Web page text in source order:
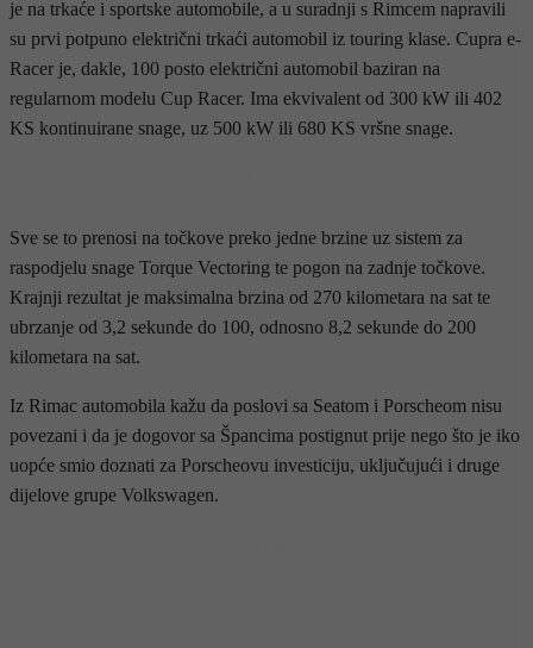
je na trkaće i sportske automobile, a u suradnji s Rimcem napravili
su prvi potpuno električni trkaći automobil iz touring klase. Cupra e-
Racer je, dakle, 100 posto električni automobil baziran na
regularnom modelu Cup Racer. Ima ekvivalent od 300 kW ili 402
KS kontinuirane snage, uz 500 kW ili 680 KS vršne snage.
Sve se to prenosi na točkove preko jedne brzine uz sistem za
raspodjelu snage Torque Vectoring te pogon na zadnje točkove.
Krajnji rezultat je maksimalna brzina od 270 kilometara na sat te
ubrzanje od 3,2 sekunde do 100, odnosno 8,2 sekunde do 200
kilometara na sat.
Iz Rimac automobila kažu da poslovi sa Seatom i Porscheom nisu
povezani i da je dogovor sa Špancima postignut prije nego što je iko
uopće smio doznati za Porscheovu investiciju, uključujući i druge
dijelove grupe Volkswagen.